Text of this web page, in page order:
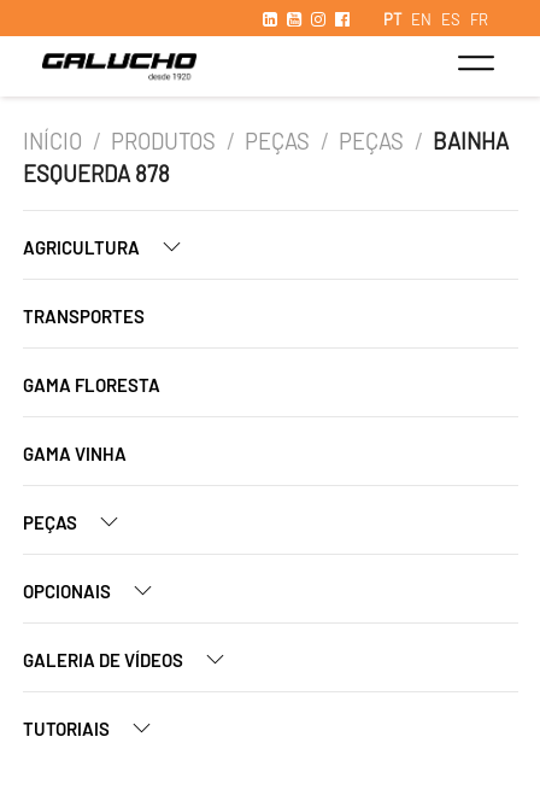
PT EN ES FR
INÍCIO / PRODUTOS / PEÇAS / PEÇAS / BAINHA
ESQUERDA 878
AGRICULTURA
TRANSPORTES
GAMA FLORESTA
GAMA VINHA
PEÇAS
OPCIONAIS
GALERIA DE VÍDEOS
TUTORIAIS